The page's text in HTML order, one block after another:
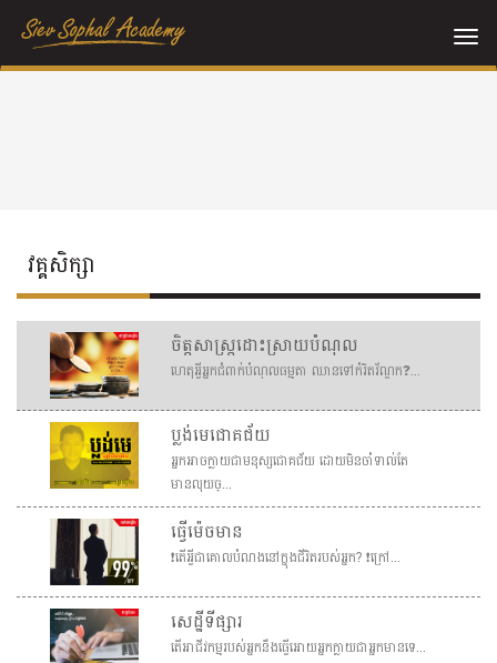
វគ្គសិក្សា
ចិត្តសាស្រ្តដោះស្រាយបំណុល
ហេតុអ្វីអ្នកជំពាក់បំណុលធម្មតា ឈានទៅកំរិតវ័ណ្ឌក❓ ...
ប្លង់មេជោគជ័យ
អ្នកអាចក្លាយជាមនុស្សជោគជ័យ ដោយមិនចាំទាល់តែ
មានលុយច្...
ធ្វើម៉េចមាន
❗️តើអ្វីជាគោលបំណងនៅក្នុងជីវិតរបស់អ្នក? ❗️ក្រៅ...
សេដ្ឋីទីផ្សារ
តើអាជីវកម្មរបស់អ្នកនឹងធ្វើអោយអ្នកក្លាយជាអ្នកមានទេ...